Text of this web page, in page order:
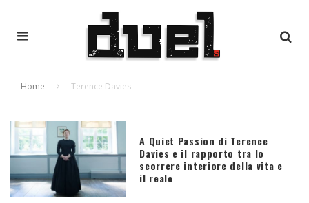
Home Terence Davies
A Quiet Passion di Terence
Davies e il rapporto tra lo
scorrere interiore della vita e
il reale